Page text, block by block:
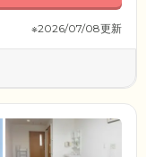
※2026/07/08更新